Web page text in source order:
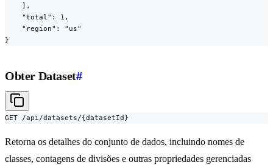
    ],
    "total": 1,
    "region": "us"
}
Obter Dataset#
GET /api/datasets/{datasetId}
Retorna os detalhes do conjunto de dados, incluindo nomes de
classes, contagens de divisões e outras propriedades gerenciadas